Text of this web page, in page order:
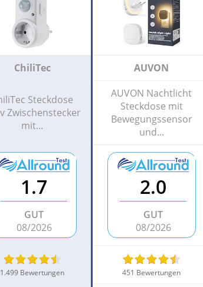
ChiliTec AUVON
Steckdose
Zwischenstecker
mit...
AUVON Nachtlicht
Steckdose mit
Bewegungssensor
und...
1.7
GUT
08/2026
2.0
GUT
08/2026
1.499 Bewertungen 451 Bewertungen